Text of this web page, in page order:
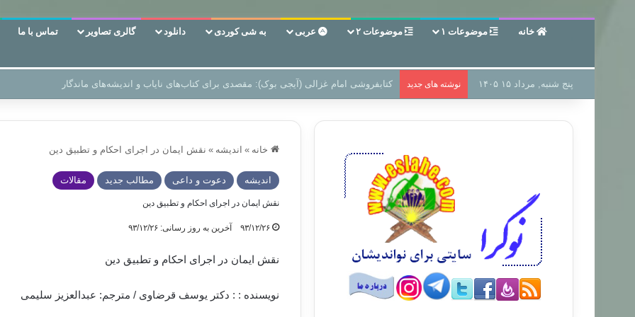
خانه موضوعات ۱ موضوعات ۲ عربی به شی کوردی دانلود گالری تصاویر تماس با ما
پنج شنبه, مرداد ۱۵ ۱۴۰۵ نوشته های جدید سر دفتر فساد در زمین‌، دوری وکناره‌گیری از راه خداست‌!
خانه » اندیشه » نقش ایمان در اجرای احکام و تطبیق دین
اندیشه دعوت و داعی مطالب جدید مقالات
نقش ایمان در اجرای احکام و تطبیق دین
۹۳/۱۲/۲۶ آخرین به روز رسانی: ۹۳/۱۲/۲۶
نقش ایمان در اجرای احکام و تطبیق دین
نویسنده : : دکتر یوسف قرضاوی / مترجم: عبدالعزیز سلیمی